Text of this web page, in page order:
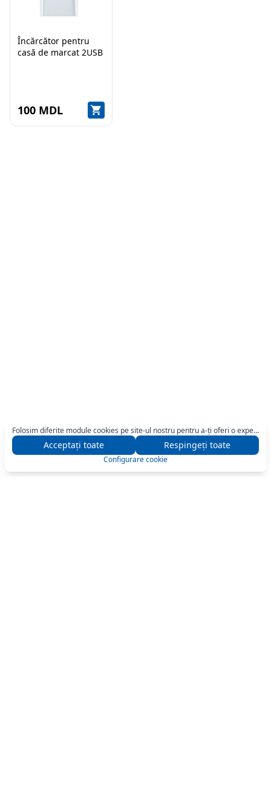
Încărcător pentru
casă de marcat 2USB
100 MDL
Folosim diferite module cookies pe site-ul nostru pentru a-ți oferi o experiență optimă de navigare. Pentru mai multe detalii, apasă butonul „Configurare".
Acceptați toate Respingeți toate
Configurare cookie